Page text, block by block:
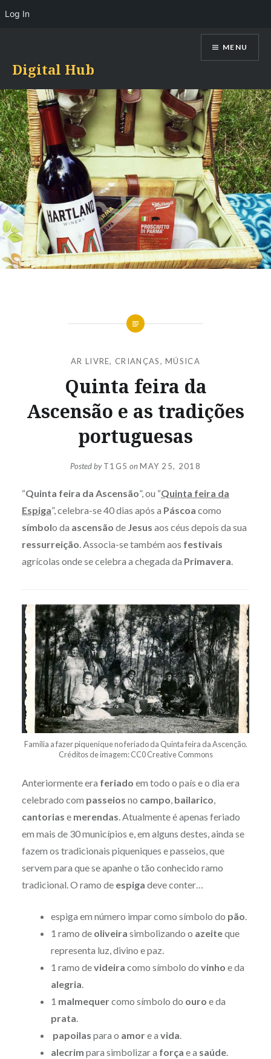
content
Digital Hub
MENU
AR LIVRE, CRIANÇAS,MÚSICA
Quinta feira da
Ascensão e as tradições
portuguesas
Posted byT1G5 onMAY 25, 2018
“Quinta feira da Ascensão”, ou “Quinta feira da
Espiga”, celebra-se 40 dias após a Páscoa como
símbolo da ascensão de Jesus aos céus depois da sua
ressurreição. Associa-se também aos festivais
agrícolas onde se celebra a chegada da Primavera.
Família a fazer piquenique no feriado da Quinta feira da Ascenção.
Créditos de imagem: CC0 Creative Commons
Anteriormente era feriado em todo o país e o dia era
celebrado com passeios no campo, bailarico,
cantorias e merendas. Atualmente é apenas feriado
em mais de 30 municípios e, em alguns destes, ainda se
fazem os tradicionais piqueniques e passeios, que
servem para que se apanhe o tão conhecido ramo
tradicional. O ramo de espiga deve conter…
espiga em número impar como símbolo do pão.
1 ramo de oliveira simbolizando o azeiteque
representa luz, divino e paz.
1 ramo devideira como símbolo do vinho e da
alegria.
1 malmequercomo símbolo do ouro e da
prata.
papoilas para o amore a vida.
alecrim para simbolizar a força e a saúde.
Log In